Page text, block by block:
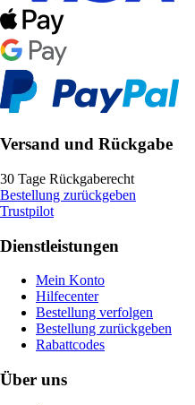
Versand und Rückgabe
30 Tage Rückgaberecht
Bestellung zurückgeben
Trustpilot
Dienstleistungen
Mein Konto
Hilfecenter
Bestellung verfolgen
Bestellung zurückgeben
Rabattcodes
Über uns